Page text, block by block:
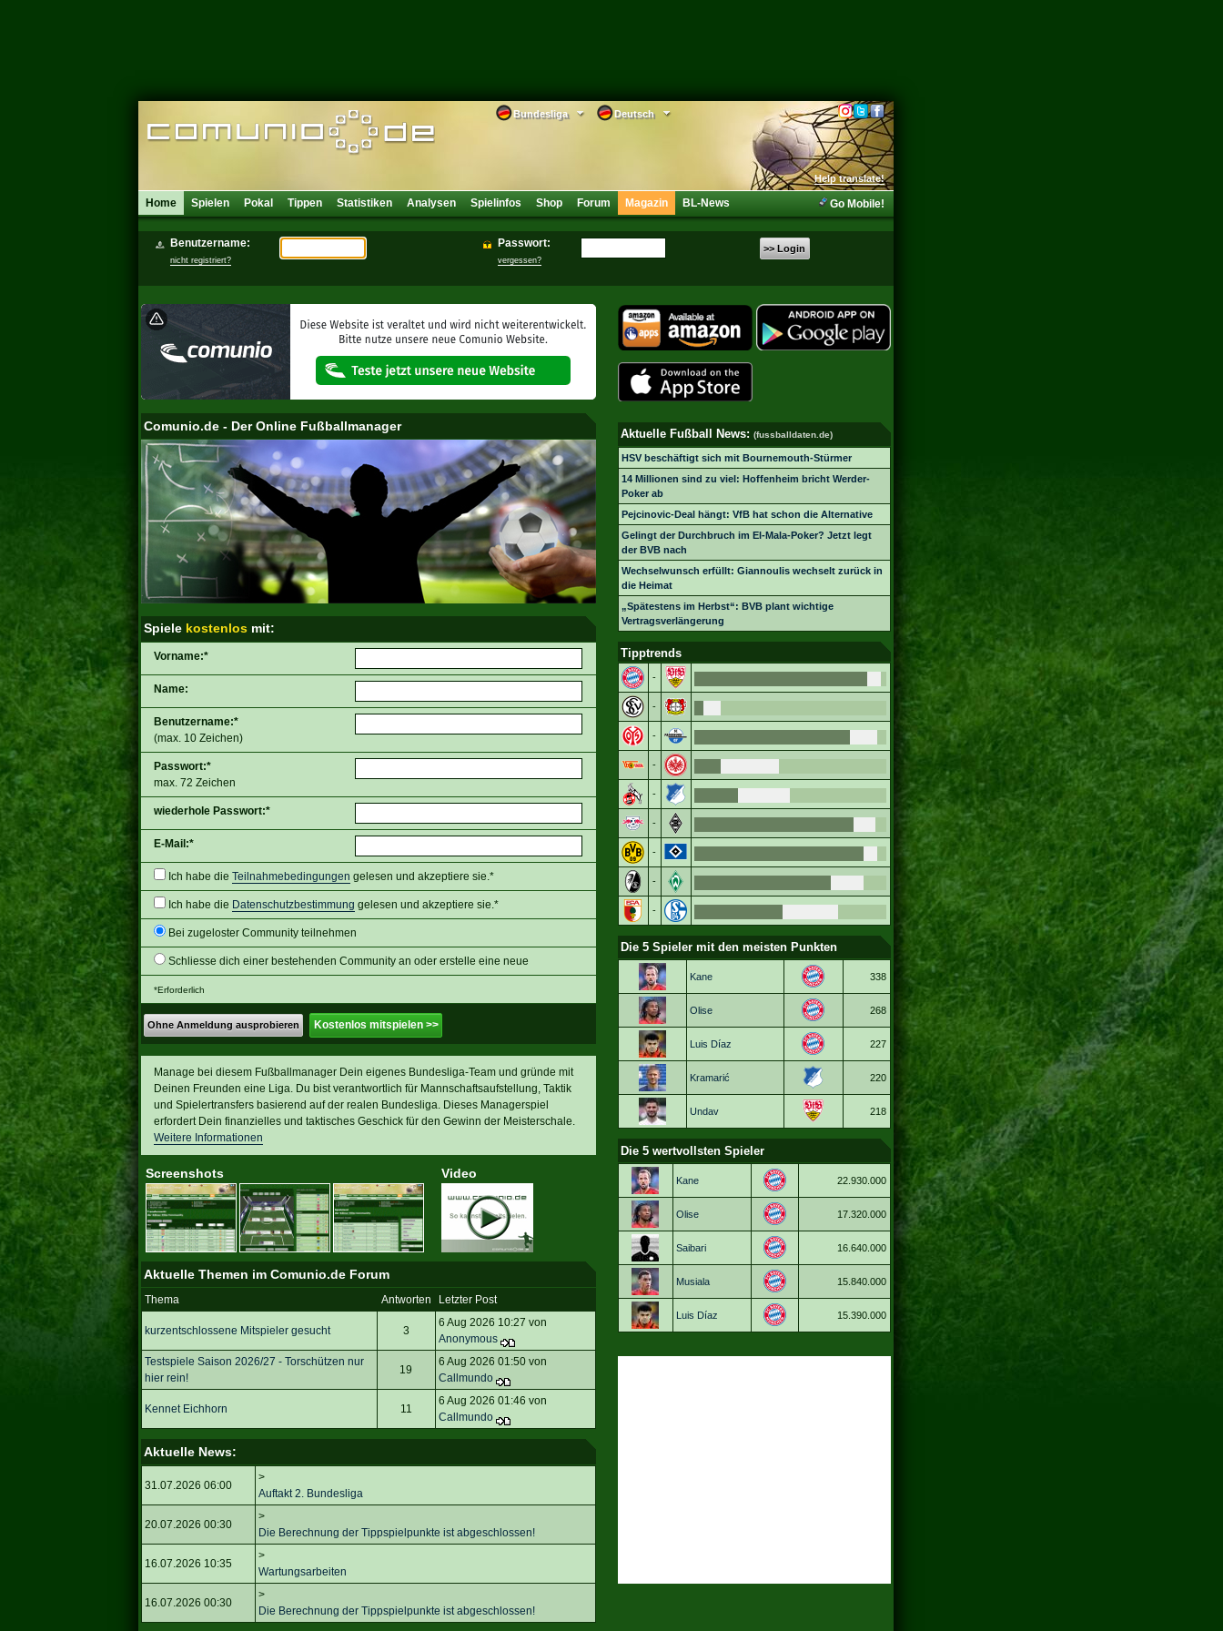
Deutsch
Bundesliga
Help translate!
Home Spielen Pokal Tippen Statistiken Analysen Spielinfos Shop Forum Magazin BL-News Go Mobile!
Benutzername:
nicht registriert?
Passwort:
vergessen?
>> Login
Comunio.de - Der Online Fußballmanager
Spiele kostenlos mit:
Vorname:*
Name:
Benutzername:*
(max. 10 Zeichen)
Passwort:*
max. 72 Zeichen
wiederhole Passwort:*
E-Mail:*
Ich habe die Teilnahmebedingungen gelesen und akzeptiere sie.*
Ich habe die Datenschutzbestimmung gelesen und akzeptiere sie.*
Bei zugeloster Community teilnehmen
Schliesse dich einer bestehenden Community an oder erstelle eine neue
*Erforderlich
Ohne Anmeldung ausprobieren Kostenlos mitspielen >>
Manage bei diesem Fußballmanager Dein eigenes Bundesliga-Team und gründe mit
Deinen Freunden eine Liga. Du bist verantwortlich für Mannschaftsaufstellung, Taktik
und Spielertransfers basierend auf der realen Bundesliga. Dieses Managerspiel
erfordert Dein finanzielles und taktisches Geschick für den Gewinn der Meisterschale.
Weitere Informationen
Screenshots Video
Aktuelle Themen im Comunio.de Forum
Thema Antworten Letzter Post
kurzentschlossene Mitspieler gesucht 3
6 Aug 2026 10:27 von
Anonymous
Testspiele Saison 2026/27 - Torschützen nur
hier rein!
19
6 Aug 2026 01:50 von
Callmundo
Kennet Eichhorn 11
6 Aug 2026 01:46 von
Callmundo
Aktuelle News:
31.07.2026 06:00
>
Auftakt 2. Bundesliga
20.07.2026 00:30
>
Die Berechnung der Tippspielpunkte ist abgeschlossen!
16.07.2026 10:35
>
Wartungsarbeiten
16.07.2026 00:30
>
Die Berechnung der Tippspielpunkte ist abgeschlossen!
Aktuelle Fußball News: (fussballdaten.de)
HSV beschäftigt sich mit Bournemouth-Stürmer
14 Millionen sind zu viel: Hoffenheim bricht Werder-
Poker ab
Pejcinovic-Deal hängt: VfB hat schon die Alternative
Gelingt der Durchbruch im El-Mala-Poker? Jetzt legt
der BVB nach
Wechselwunsch erfüllt: Giannoulis wechselt zurück in
die Heimat
„Spätestens im Herbst“: BVB plant wichtige
Vertragsverlängerung
Tipptrends
-
-
-
-
-
-
-
-
-
Die 5 Spieler mit den meisten Punkten
Kane 338
Olise 268
Luis Díaz 227
Kramarić 220
Undav 218
Die 5 wertvollsten Spieler
Kane 22.930.000
Olise 17.320.000
Saibari 16.640.000
Musiala 15.840.000
Luis Díaz 15.390.000